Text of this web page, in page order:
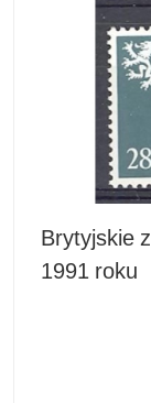
Brytyjskie
1991 roku